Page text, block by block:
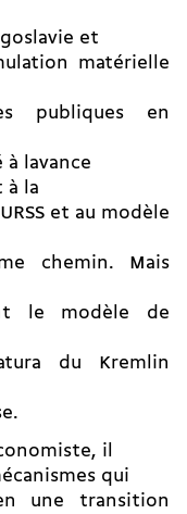
et
matérielle
publiques en
lavance
à la
et au modèle
chemin. Mais
le modèle de
du Kremlin
il
qui
une transition